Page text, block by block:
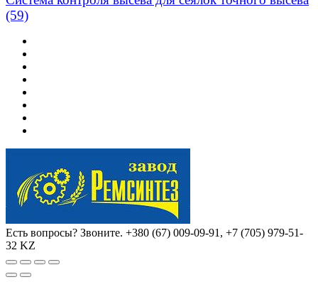
(59)
Есть вопросы? Звоните. +380 (67) 009-09-91, +7 (705) 979-51-
32 KZ